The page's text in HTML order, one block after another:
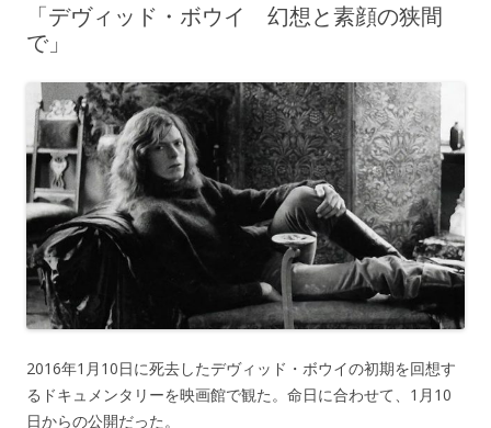
「デヴィッド・ボウイ 幻想と素顔の狭間
で」
2016年1月10日に死去したデヴィッド・ボウイの初期を回想す
るドキュメンタリーを映画館で観た。命日に合わせて、1月10
日からの公開だった。